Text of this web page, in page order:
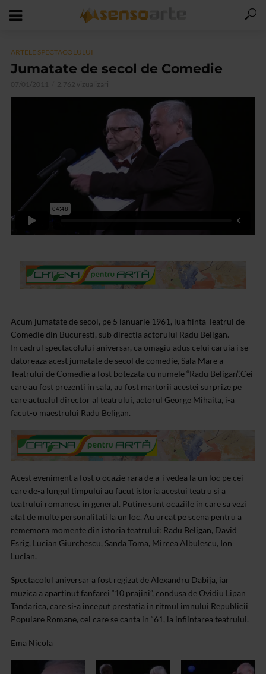
ARTELE SPECTACOLULUI
Jumatate de secol de Comedie
07/01/2011 2.762 vizualizari
Acum jumatate de secol, pe 5 ianuarie 1961, lua fiinta Teatrul de
Comedie din Bucuresti, sub directia actorului Radu Beligan.
In cadrul spectacolului aniversar, ca omagiu adus celui caruia i se
datoreaza acest jumatate de secol de comedie, Sala Mare a
Teatrului de Comedie a fost botezata cu numele “Radu Beligan”.Cei
care au fost prezenti in sala, au fost martorii acestei surprize pe
care actualul director al teatrului, actorul George Mihaita, i-a
facut-o maestrului Radu Beligan.
Acest eveniment a fost o ocazie rara de a-i vedea la un loc pe cei
care de-a lungul timpului au facut istoria acestui teatru si a
teatrului romanesc in general. Putine sunt ocaziile in care sa vezi
atat de multe personalitati la un loc. Au urcat pe scena pentru a
rememora momente din istoria teatrului: Radu Beligan, David
Esrig, Lucian Giurchescu, Sanda Toma, Mircea Albulescu, Ion
Lucian.
Spectacolul aniversar a fost regizat de Alexandru Dabija, iar
muzica a apartinut fanfarei “10 prajini”, condusa de Ovidiu Lipan
Tandarica, care si-a inceput prestatia in ritmul imnului Republicii
Populare Romane, cel care se canta in “61, la infiintarea teatrului.
Ema Nicola